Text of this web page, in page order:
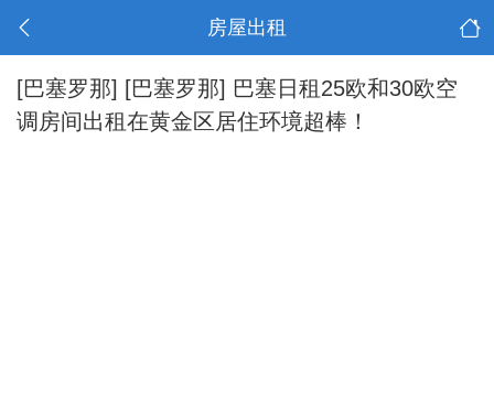
房屋出租
[巴塞罗那] [巴塞罗那] 巴塞日租25欧和30欧空
调房间出租在黄金区居住环境超棒！